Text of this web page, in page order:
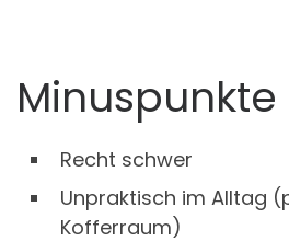
Minuspunkte
Recht schwer
Unpraktisch im Alltag
Kofferraum)